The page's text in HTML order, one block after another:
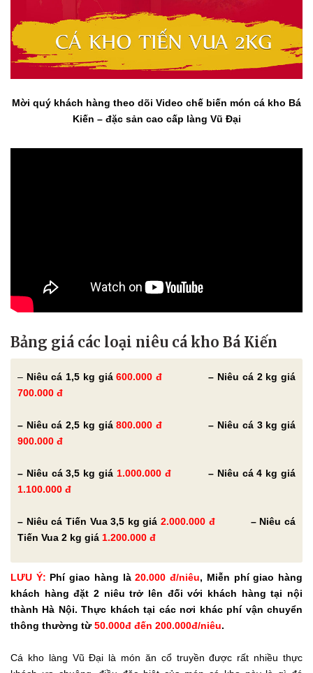
Mời quý khách hàng theo dõi Video chế biến món cá kho Bá
Kiến – đặc sản cao cấp làng Vũ Đại
Bảng giá các loại niêu cá kho Bá Kiến
– Niêu cá 1,5 kg giá600.000 đ
– Niêu cá 2 kg giá
700.000 đ
– Niêu cá 2,5 kg giá800.000 đ
– Niêu cá 3 kg giá
900.000 đ
– Niêu cá 3,5 kg giá 1.000.000 đ
– Niêu cá 4 kg giá
1.100.000 đ
– Niêu cá Tiến Vua 3,5 kg giá2.000.000 đ
– Niêu cá
Tiến Vua 2 kg giá 1.200.000 đ
LƯU Ý: Phí giao hàng là20.000 đ/niêu, Miễn phí giao hàng
khách hàng đặt 2 niêu trở lên đối với khách hàng tại nội
thành Hà Nội. Thực khách tại các nơi khác phí vận chuyển
thông thường từ50.000đ đến 200.000đ/niêu.
Cá kho làng Vũ Đại là món ăn cổ truyền được rất nhiều thực